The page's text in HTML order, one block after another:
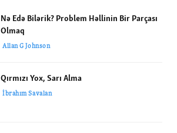
Nə Edə Bilərik? Problem Həllinin Bir Parçası
Olmaq
Allan G Johnson
Qırmızı Yox, Sarı Alma
İbrahım Savalan